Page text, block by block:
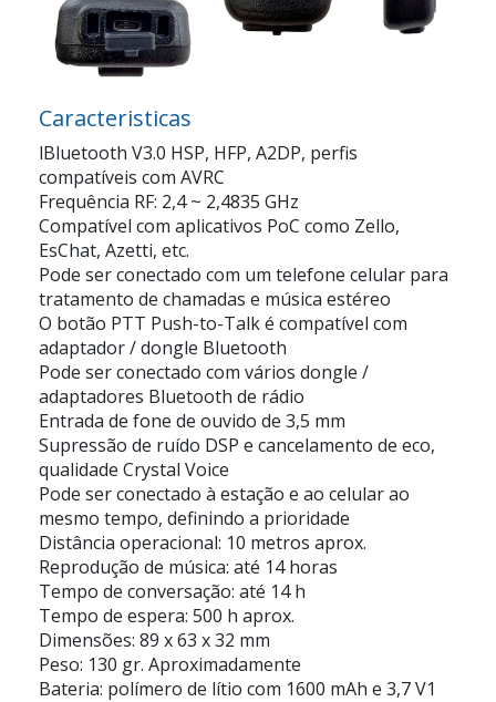
Caracteristicas
lBluetooth V3.0 HSP, HFP, A2DP, perfis
compatíveis com AVRC
Frequência RF: 2,4 ~ 2,4835 GHz
Compatível com aplicativos PoC como Zello,
EsChat, Azetti, etc.
Pode ser conectado com um telefone celular para
tratamento de chamadas e música estéreo
O botão PTT Push-to-Talk é compatível com
adaptador / dongle Bluetooth
Pode ser conectado com vários dongle /
adaptadores Bluetooth de rádio
Entrada de fone de ouvido de 3,5 mm
Supressão de ruído DSP e cancelamento de eco,
qualidade Crystal Voice
Pode ser conectado à estação e ao celular ao
mesmo tempo, definindo a prioridade
Distância operacional: 10 metros aprox.
Reprodução de música: até 14 horas
Tempo de conversação: até 14 h
Tempo de espera: 500 h aprox.
Dimensões: 89 x 63 x 32 mm
Peso: 130 gr. Aproximadamente
Bateria: polímero de lítio com 1600 mAh e 3,7 V1